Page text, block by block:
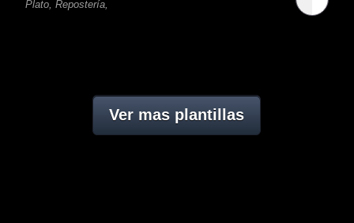
Plato, Repostería,
Ver mas plantillas